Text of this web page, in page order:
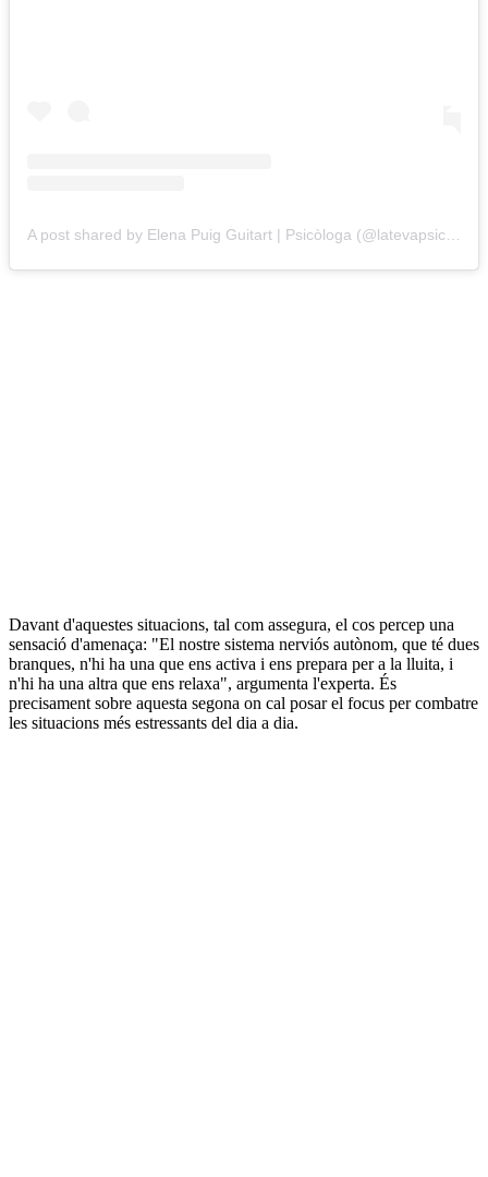
A post shared by Elena Puig Guitart | Psicòloga (@latevapsicologa)
Davant d'aquestes situacions, tal com assegura, el cos percep una
sensació d'amenaça: "El nostre sistema nerviós autònom, que té dues
branques, n'hi ha una que ens activa i ens prepara per a la lluita, i
n'hi ha una altra que ens relaxa", argumenta l'experta. És
precisament sobre aquesta segona on cal posar el focus per combatre
les situacions més estressants del dia a dia.